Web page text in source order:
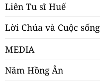
Liên Tu sĩ Huế
Lời Chúa và Cuộc sống
MEDIA
Năm Hồng Ân